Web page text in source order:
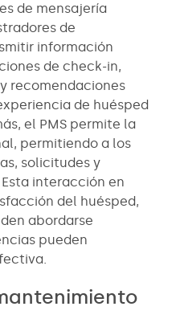
de mensajería
de
información
de check-in,
recomendaciones
de huésped
el PMS permite la
permitiendo a los
solicitudes y
interacción en
del huésped,
abordarse
pueden